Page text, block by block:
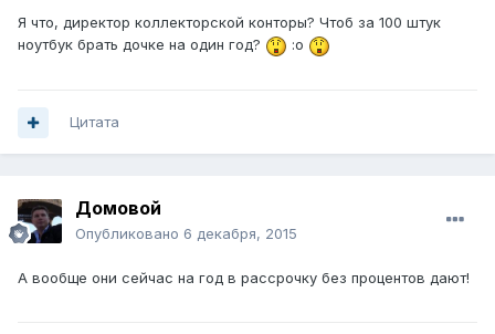
Я что, директор коллекторской конторы? Чтоб за 100 штук
ноутбук брать дочке на один год?
:o
Цитата
Домовой
Опубликовано 6 декабря, 2015
А вообще они сейчас на год в рассрочку без процентов дают!